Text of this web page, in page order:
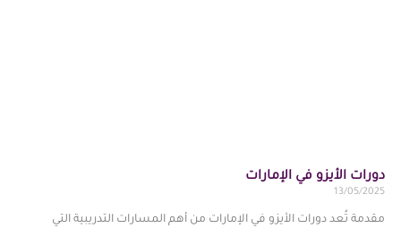
دورات الأيزو في الإمارات
13/05/2025
مقدمة تُعد دورات الأيزو في الإمارات من أهم المسارات التدريبية التي